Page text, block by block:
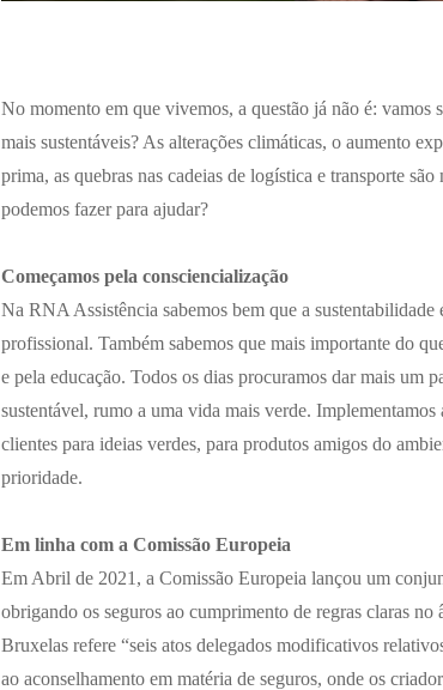
No momento em que vivemos, a questão já não é: vamos
mais sustentáveis? As alterações climáticas, o aumento
prima, as quebras nas cadeias de logística e transporte
podemos fazer para ajudar?
Começamos pela consciencialização
Na RNA Assistência sabemos bem que a
profissional. Também sabemos que mais importante do
e pela educação. Todos os dias procuramos dar mais um
sustentável, rumo a uma vida mais verde.
clientes para ideias verdes, para produtos amigos do
prioridade.
Em linha com a Comissão Europeia
Em Abril de 2021, a Comissão Europeia lançou um
obrigando os seguros ao cumprimento de regras claras
Bruxelas refere “seis atos delegados modificativos
ao aconselhamento em matéria de seguros, onde os